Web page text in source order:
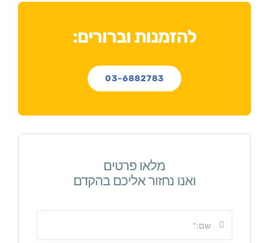
להזמנות וברורים:
03-6882783
מלאו פרטים
ואנו נחזור אליכם בהקדם